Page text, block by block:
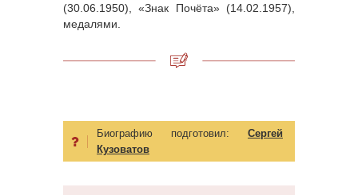
(30.06.1950), «Знак Почёта» (14.02.1957),
медалями.
Биографию подготовил: Сергей
Кузоватов